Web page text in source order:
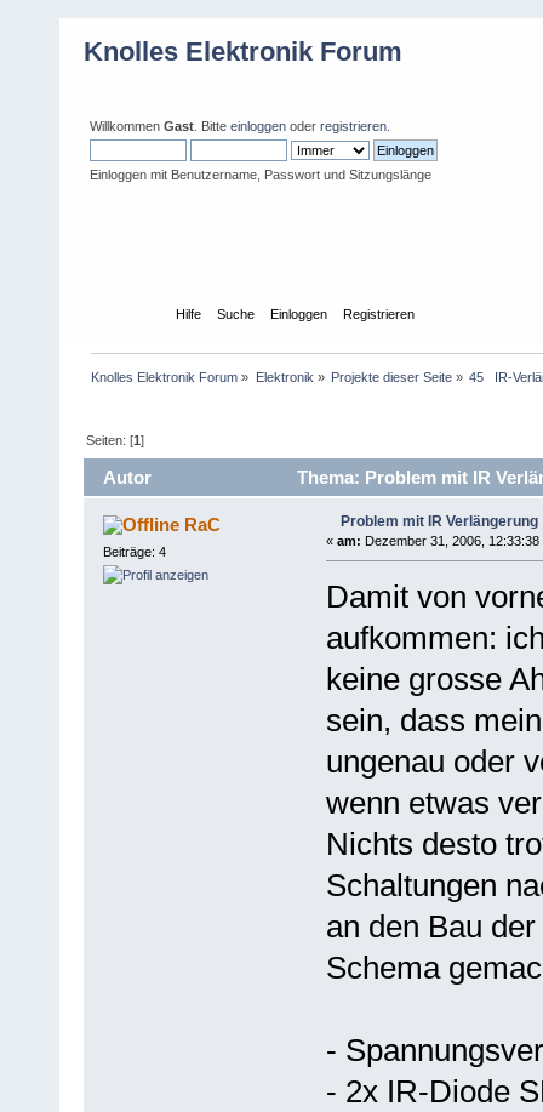
Knolles Elektronik Forum
Willkommen Gast . Bitte einloggen oder registrieren
Einloggen mit Benutzername, Passwort und Sitzungslänge
Hilfe Suche Einloggen Registrieren
Knolles Elektronik Forum » Elektronik » Projekte dieser Seite» 45   IR-
Seiten: [1]
Autor Thema: Problem mit IR
RaC
Beiträge: 4
Problem mit IR Verlängerung
« am: Dezember 31, 2006,
Damit von
aufkommen:
keine grosse
sein, dass
ungenau oder
wenn etwas
Nichts desto
Schaltungen
an den Bau
Schema
-
- 2x IR-Diode